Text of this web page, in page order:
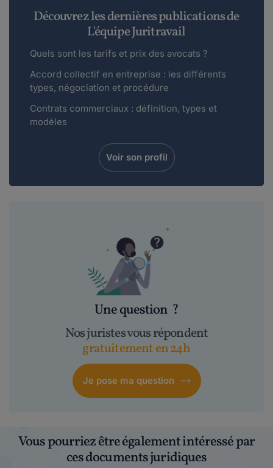
Découvrez les dernières publications de
L'équipe Juritravail
Quels sont les tarifs et prix des avocats ?
Accord collectif en entreprise : les différents
types, négociation et procédure
Contrats commerciaux : définition, types et
modèles
Voir son profil
Une question ?
Nos juristes vous répondent
gratuitement en 24h
Je pose ma question
Vous pourriez être également intéressé par
ces documents juridiques